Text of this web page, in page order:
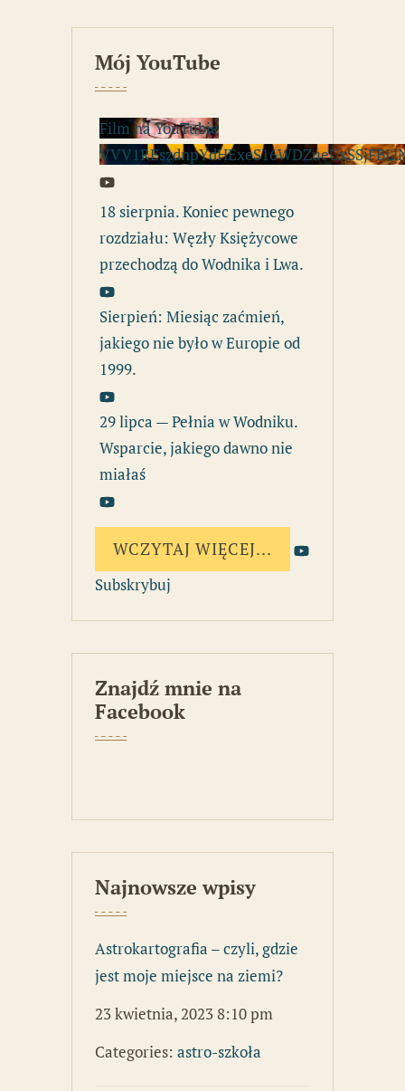
Mój YouTube
Film na YouTubie
18 sierpnia. Koniec pewnego
rozdziału: Węzły Księżycowe
przechodzą do Wodnika i Lwa.
Sierpień: Miesiąc zaćmień,
jakiego nie było w Europie od
1999.
29 lipca — Pełnia w Wodniku.
Wsparcie, jakiego dawno nie
miałaś
WCZYTAJ WIĘCEJ...
Subskrybuj
Znajdź mnie na
Facebook
Najnowsze wpisy
Astrokartografia – czyli, gdzie
jest moje miejsce na ziemi?
23 kwietnia, 2023 8:10 pm
Categories: astro-szkoła